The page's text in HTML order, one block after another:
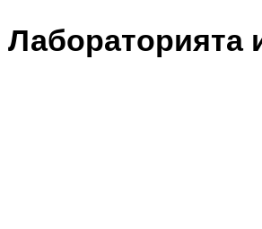
Лабораторията